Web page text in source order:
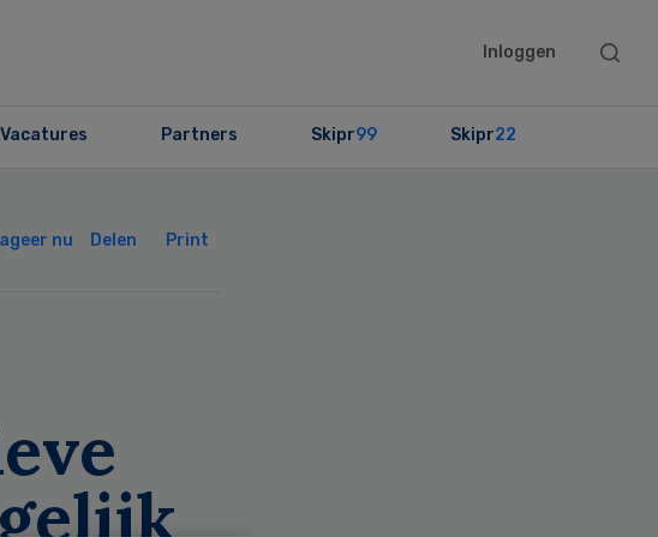
Inloggen
Search
Vacatures Partners Skipr99 Skipr22
nu Delen Print